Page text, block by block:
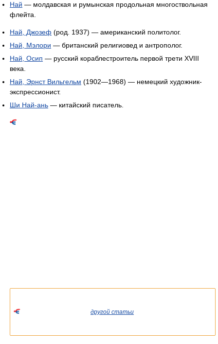
Най — молдавская и румынская продольная многоствольная
флейта.
Най, Джозеф (род. 1937) — американский политолог.
Най, Мэлори — британский религиовед и антрополог.
Най, Осип — русский кораблестроитель первой трети XVIII
века.
Най, Эрнст Вильгельм (1902—1968) — немецкий художник-
экспрессионист.
Ши Най-ань — китайский писатель.
другой статьи